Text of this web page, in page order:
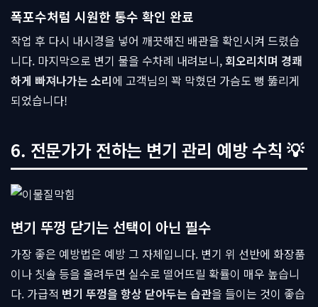
폭포수처럼 시원한 통수 확인 완료
작업 후 다시 내시경을 넣어 깨끗해진 배관을 확인시켜 드렸습
니다. 마지막으로 변기 물을 수차례 내려보니,회오리치며 경쾌
하게 빠져나가는 소리에 고객님의 꽉 막혔던 가슴도 뻥 뚫리게
되었습니다!
6. 전문가가 전하는 변기 관리 예방 수칙 💡
변기 뚜껑 닫기는 선택이 아닌 필수
가장 좋은 예방법은 예방 그 자체입니다. 변기 위 선반에 화장품
이나 칫솔 등을 올려두면 실수로 떨어뜨릴 확률이 매우 높습니
다. 가급적 변기 뚜껑을 항상 닫아두는 습관을 들이는 것이 좋습